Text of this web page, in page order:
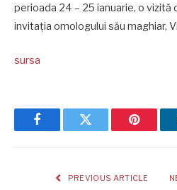
perioada 24 – 25 ianuarie, o vizită
invitația omologului său maghiar,
sursa
FacebookTwitter
PREVIOUS ARTICLE